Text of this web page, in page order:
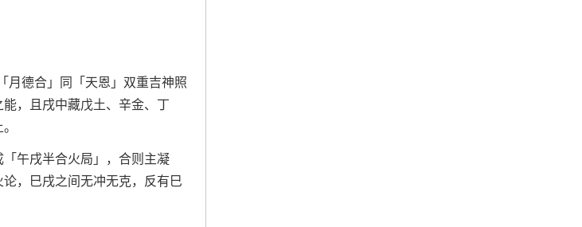
月德合」同「天恩」双重吉神照
，且戌中藏戊土、辛金、丁
午戌半合火局」，合则主凝
，巳戌之间无冲无克，反有巳